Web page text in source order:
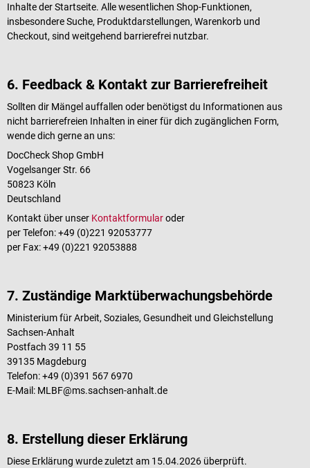
Inhalte der Startseite. Alle wesentlichen Shop-Funktionen,
insbesondere Suche, Produktdarstellungen, Warenkorb und
Checkout, sind weitgehend barrierefrei nutzbar.
6. Feedback & Kontakt zur Barrierefreiheit
Sollten dir Mängel auffallen oder benötigst du Informationen aus
nicht barrierefreien Inhalten in einer für dich zugänglichen Form,
wende dich gerne an uns:
DocCheck Shop GmbH
Vogelsanger Str. 66
50823 Köln
Deutschland
Kontakt über unser Kontaktformularoder
per Telefon: +49 (0)221 92053777
per Fax: +49 (0)221 92053888
7. Zuständige Marktüberwachungsbehörde
Ministerium für Arbeit, Soziales, Gesundheit und Gleichstellung
Sachsen-Anhalt
Postfach 39 11 55
39135 Magdeburg
Telefon: +49 (0)391 567 6970
E-Mail: MLBF@ms.sachsen-anhalt.de
8. Erstellung dieser Erklärung
Diese Erklärung wurde zuletzt am 15.04.2026 überprüft.